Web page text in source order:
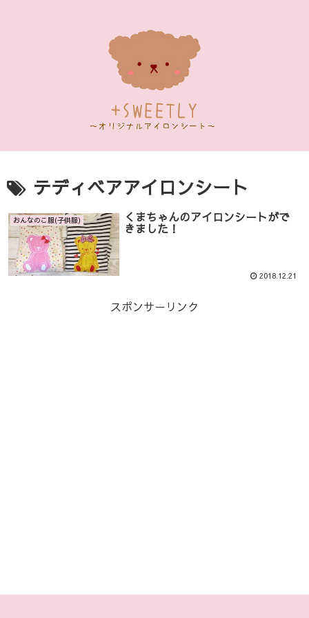
テディベアアイロンシート
おんなのこ服(子供服) くまちゃんのアイロンシートがで
きました！
2018.12.21
スポンサーリンク